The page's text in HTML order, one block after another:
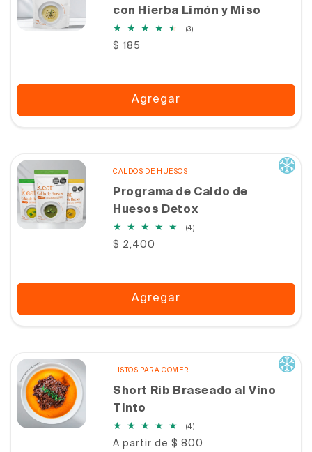
con Hierba Limón y Miso
(3)3
Precio
$ 185
Agregar
CALDOS DE HUESOS
Programa de Caldo de
Huesos Detox
(4)4
Precio
$ 2,400
Agregar
LISTOS PARA COMER
Short Rib Braseado al Vino
Tinto
(4)4
totales
Precio
A partir de $ 800